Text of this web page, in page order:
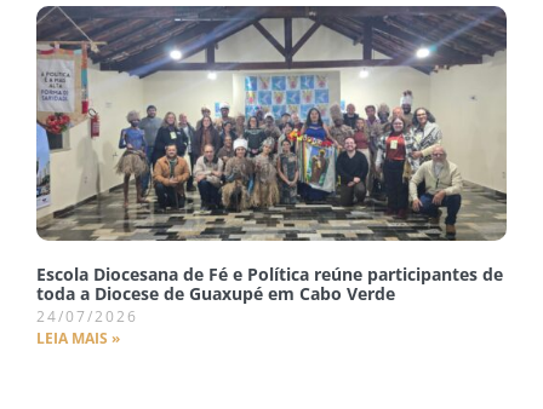
Escola Diocesana de Fé e Política reúne participantes de
toda a Diocese de Guaxupé em Cabo Verde
24/07/2026
LEIA MAIS »